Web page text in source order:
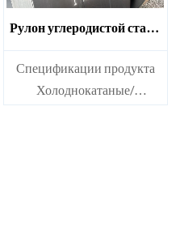
Рулон углеродистой стали
Q215
Спецификации продукта
Холоднокатаные/